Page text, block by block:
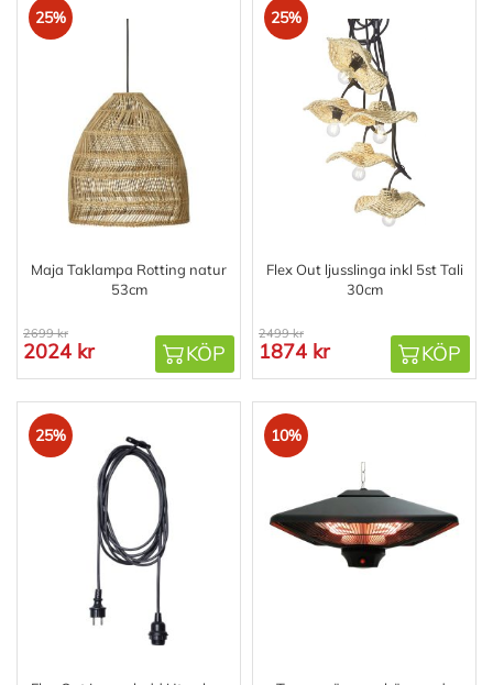
25%
Maja Taklampa Rotting natur
53cm
2699 kr
2024 kr KÖP
25%
Flex Out ljusslinga inkl 5st Tali
30cm
2499 kr
1874 kr KÖP
25% 10%